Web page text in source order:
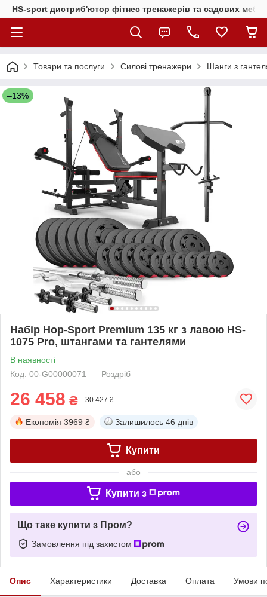
HS-sport дистриб'ютор фітнес тренажерів та садових
Товари та послуги Силові тренажери Шанги з
–13%
Набір Hop-Sport Premium 135 кг з лавою HS-
1075 Pro, штангами та гантелями
В наявності
Код: 00-G00000071
Роздріб
26 458 ₴ 30 427 ₴
Економія 3969 ₴ Залишилось 46 днів
Купити
або
Купити з
Що таке купити з Пром?
Замовлення під захистом
Опис Характеристики Доставка Оплата Умови